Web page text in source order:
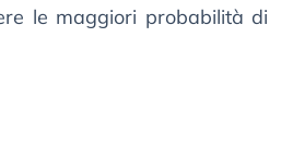
le maggiori probabilità di